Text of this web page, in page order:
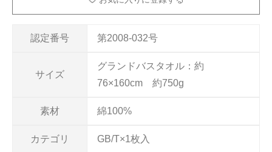
認定番号 第2008-032号
サイズ
グランドバスタオル：約
76×160cm 約750g
素材 綿100%
カテゴリ GB/T×1枚入